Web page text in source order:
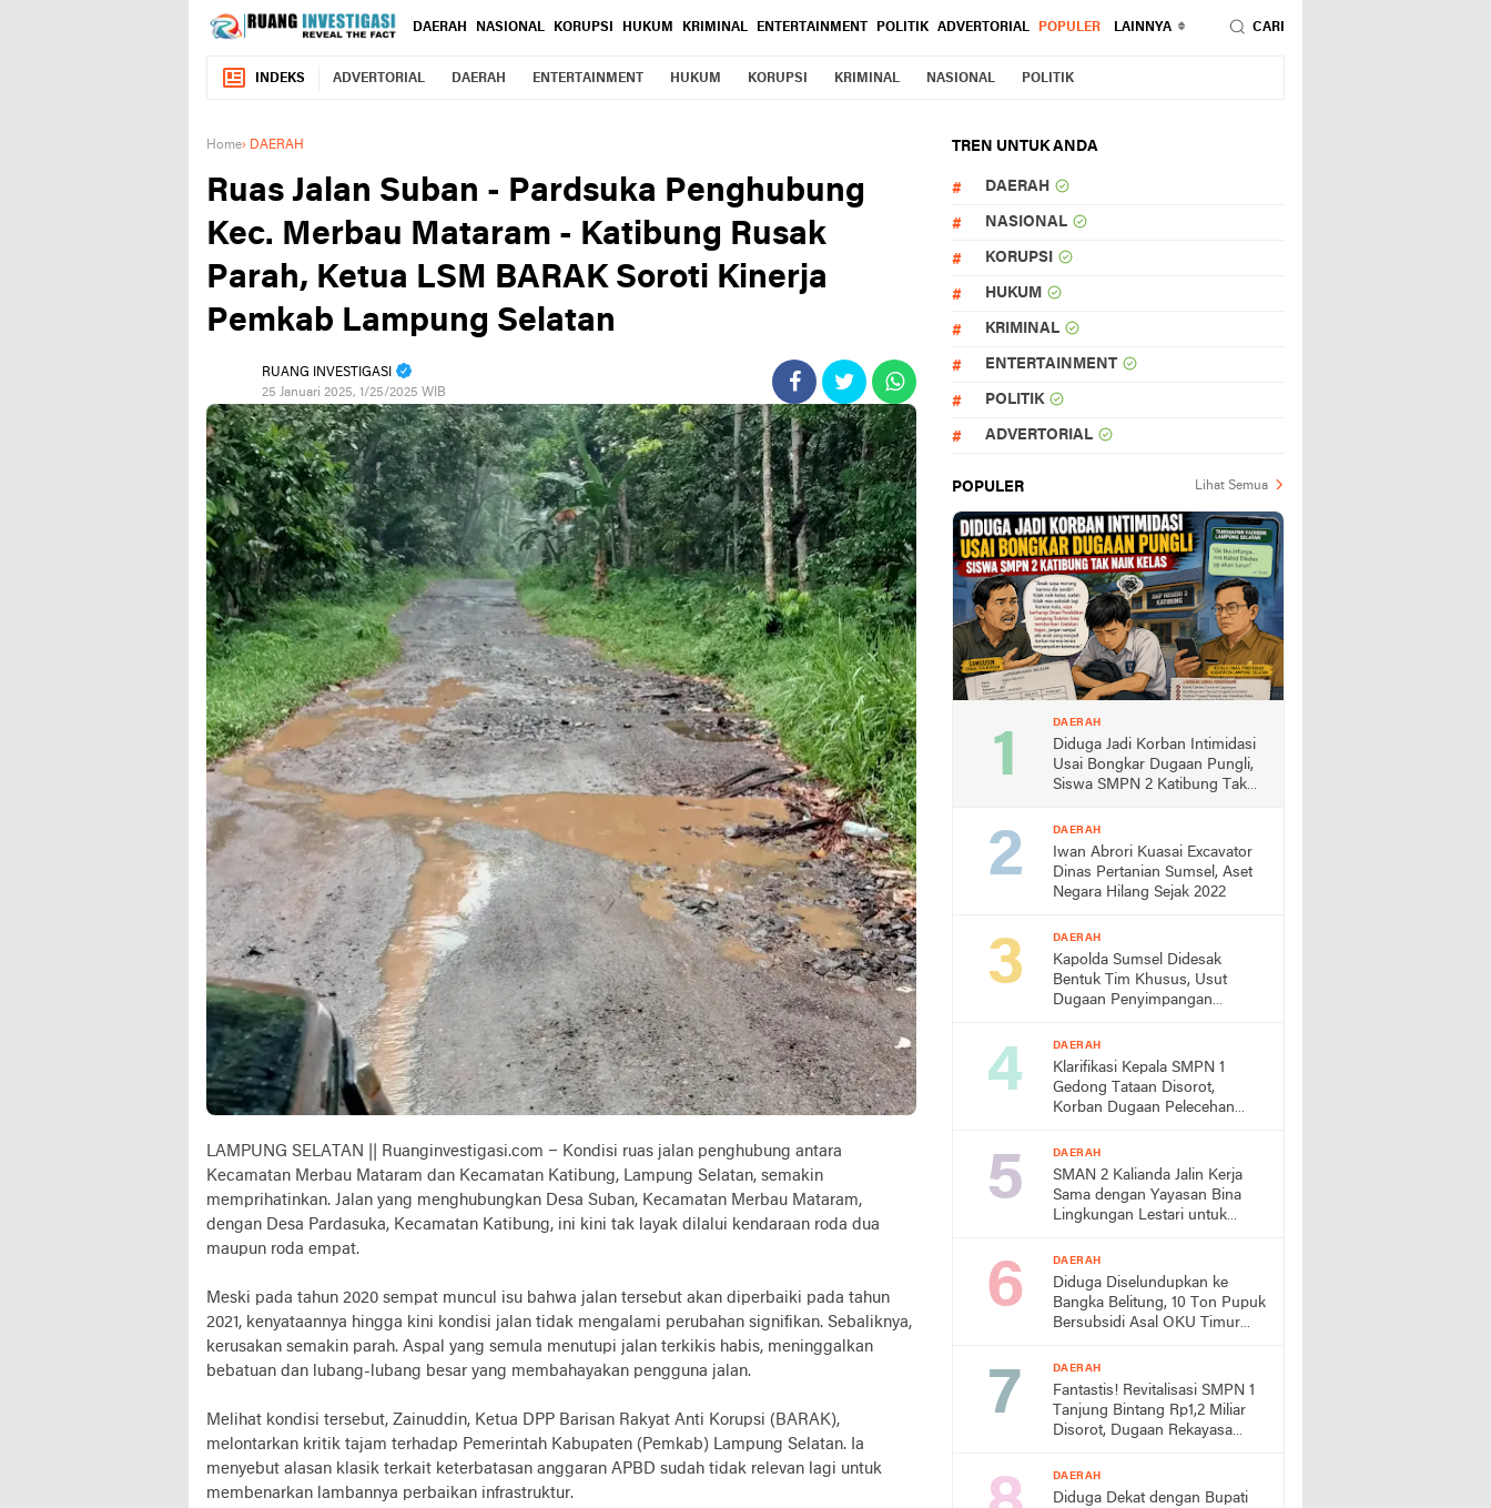
DAERAH NASIONAL KORUPSI HUKUM KRIMINAL ENTERTAINMENT POLITIK ADVERTORIAL POPULER LAINNYA CARI
INDEKS ADVERTORIAL DAERAH ENTERTAINMENT HUKUM KORUPSI KRIMINAL NASIONAL POLITIK
Home› DAERAH
Ruas Jalan Suban - Pardsuka Penghubung
Kec. Merbau Mataram - Katibung Rusak
Parah, Ketua LSM BARAK Soroti Kinerja
Pemkab Lampung Selatan
RUANG INVESTIGASI
25 Januari 2025, 1/25/2025 WIB
LAMPUNG SELATAN
|| Ruanginvestigasi.com – Kondisi ruas jalan penghubung antara
Kecamatan Merbau Mataram dan Kecamatan Katibung, Lampung Selatan, semakin
memprihatinkan. Jalan yang menghubungkan Desa Suban, Kecamatan Merbau Mataram,
dengan Desa Pardasuka, Kecamatan Katibung, ini kini tak layak dilalui kendaraan roda dua
maupun roda empat.
Meski pada tahun 2020 sempat muncul isu bahwa jalan tersebut akan diperbaiki pada tahun
2021, kenyataannya hingga kini kondisi jalan tidak mengalami perubahan signifikan. Sebaliknya,
kerusakan semakin parah. Aspal yang semula menutupi jalan terkikis habis, meninggalkan
bebatuan dan lubang-lubang besar yang membahayakan pengguna jalan.
Melihat kondisi tersebut, Zainuddin, Ketua DPP Barisan Rakyat Anti Korupsi (BARAK),
melontarkan kritik tajam terhadap Pemerintah Kabupaten (Pemkab) Lampung Selatan. Ia
menyebut alasan klasik terkait keterbatasan anggaran APBD sudah tidak relevan lagi untuk
membenarkan lambannya perbaikan infrastruktur.
TREN UNTUK ANDA
DAERAH
NASIONAL
KORUPSI
HUKUM
KRIMINAL
ENTERTAINMENT
POLITIK
ADVERTORIAL
POPULER Lihat Semua
DAERAH
Diduga Jadi Korban Intimidasi
Usai Bongkar Dugaan Pungli,
Siswa SMPN 2 Katibung Tak
Selatan Turunkan Kabid Dikdas
DAERAH
Iwan Abrori Kuasai Excavator
Dinas Pertanian Sumsel, Aset
Negara Hilang Sejak 2022
DAERAH
Kapolda Sumsel Didesak
Bentuk Tim Khusus, Usut
Dugaan Penyimpangan
Timur
DAERAH
Klarifikasi Kepala SMPN 1
Gedong Tataan Disorot,
Korban Dugaan Pelecehan
DAERAH
SMAN 2 Kalianda Jalin Kerja
Sama dengan Yayasan Bina
Lingkungan Lestari untuk
DAERAH
Diduga Diselundupkan ke
Bangka Belitung, 10 Ton Pupuk
Bersubsidi Asal OKU Timur
DAERAH
Fantastis! Revitalisasi SMPN 1
Tanjung Bintang Rp1,2 Miliar
Disorot, Dugaan Rekayasa
hingga Ketua P2SP
Dipertanyakan
DAERAH
Diduga Dekat dengan Bupati